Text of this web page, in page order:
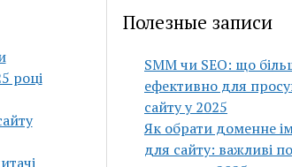
році
Полезные записи
SMM чи SEO: що
ефективно для
сайту у 2025
Як обрати доменне
для сайту: важливі